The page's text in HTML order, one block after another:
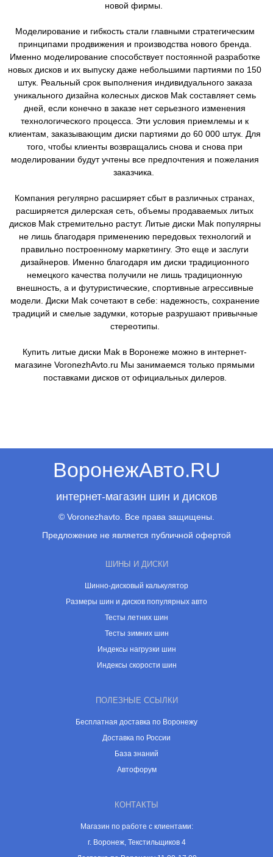
новой фирмы.
Моделирование и гибкость стали главными стратегическим
принципами продвижения и производства нового бренда.
Именно моделирование способствует постоянной разработке
новых дисков и их выпуску даже небольшими партиями по 150
штук. Реальный срок выполнения индивидуального заказа
уникального дизайна колесных дисков Mak составляет семь
дней, если конечно в заказе нет серьезного изменения
технологического процесса. Эти условия приемлемы и к
клиентам, заказывающим диски партиями до 60 000 штук. Для
того, чтобы клиенты возвращались снова и снова при
моделировании будут учтены все предпочтения и пожелания
заказчика.
Компания регулярно расширяет сбыт в различных странах,
расширяется дилерская сеть, объемы продаваемых литых
дисков Mak стремительно растут. Литые диски Mak популярны
не лишь благодаря применению передовых технологий и
правильно построенному маркетингу. Это еще и заслуги
дизайнеров. Именно благодаря им диски традиционного
немецкого качества получили не лишь традиционную
внешность, а и футуристические, спортивные агрессивные
модели. Диски Mak сочетают в себе: надежность, сохранение
традиций и смелые задумки, которые разрушают привычные
стереотипы.
Купить литые диски Mak в Воронеже можно в интернет-
магазине VoronezhAvto.ru Мы занимаемся только прямыми
поставками дисков от официальных дилеров.
ВоронежАвто.RU
интернет-магазин шин и дисков
© Voronezhavto. Все права защищены.
Предложение не является публичной офертой
ШИНЫ И ДИСКИ
Шинно-дисковый калькулятор
Размеры шин и дисков популярных авто
Тесты летних шин
Тесты зимних шин
Индексы нагрузки шин
Индексы скорости шин
ПОЛЕЗНЫЕ ССЫЛКИ
Бесплатная доставка по Воронежу
Доставка по России
База знаний
Автофорум
КОНТАКТЫ
Магазин по работе с клиентами:
г. Воронеж, Текстильщиков 4